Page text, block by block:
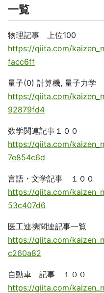
一覧
物理記事 上位100
https://qiita.com/
facc6ff
量子(0) 計算機, 量子力学
https://qiita.com/
92879fd4
数学関連記事１００
https://qiita.com/
7e854c6d
言語・文学記事 １００
https://qiita.com/
53c407d6
医工連携関連記事一覧
https://qiita.com/
c260a82
自動車 記事 １００
https://qiita.com/